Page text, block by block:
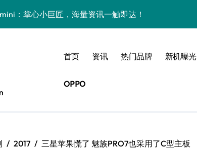
：掌心小巨匠，海量资讯一触即达！
来袭！超实用功能抢先揭秘，速来围观！
抢先揭秘！手机管家带你探新亮点
裂！定制主题潮翻天！
，这样拍更吸睛！
首页 资讯 热门品牌 新机曝光
OPPO
2017 三星苹果慌了 魅族PRO7也采用了C型主板